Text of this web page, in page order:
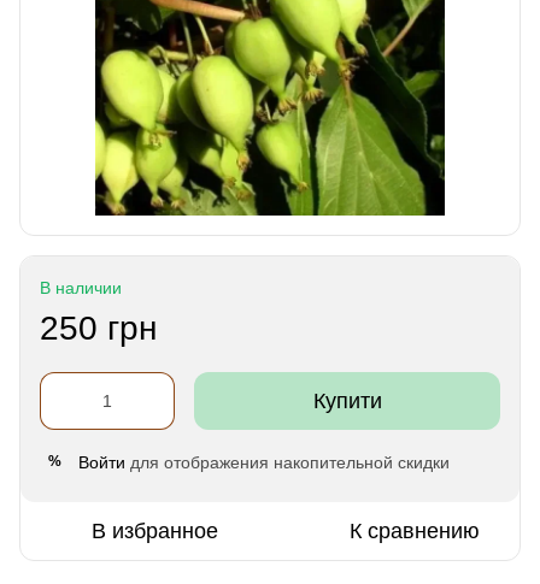
В наличии
250 грн
Купити
% Войти для отображения накопительной скидки
В избранное К сравнению